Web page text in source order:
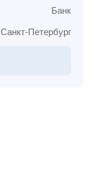
Банк
Санкт-Петербург